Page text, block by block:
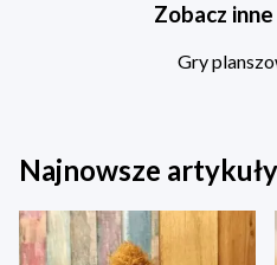
Zobacz
Gry
Najnowsze artykuły